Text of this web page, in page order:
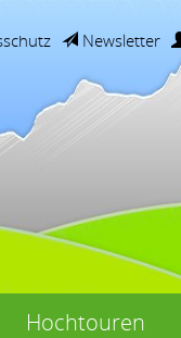
Newsletter
Hochtouren